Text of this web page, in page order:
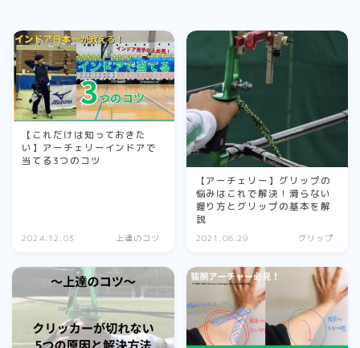
引き手
フォロースルー
アンカー
初心者育成
note
上達のコツ
【これだけは知っておきた
い】アーチェリーインドアで
当てる3つのコツ
2024.12.03 上達のコツ
【アーチェリー】グリップの
悩みはこれで解決！滑らない
握り方とグリップの基本を解
説
2021.08.29 グリップ